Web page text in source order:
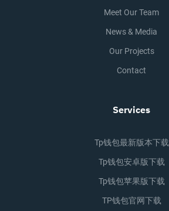
Meet Our Team
News & Media
Our Projects
Contact
Services
Tp钱包最新版本下载
Tp钱包安卓版下载
Tp钱包苹果版下载
TP钱包官网下载